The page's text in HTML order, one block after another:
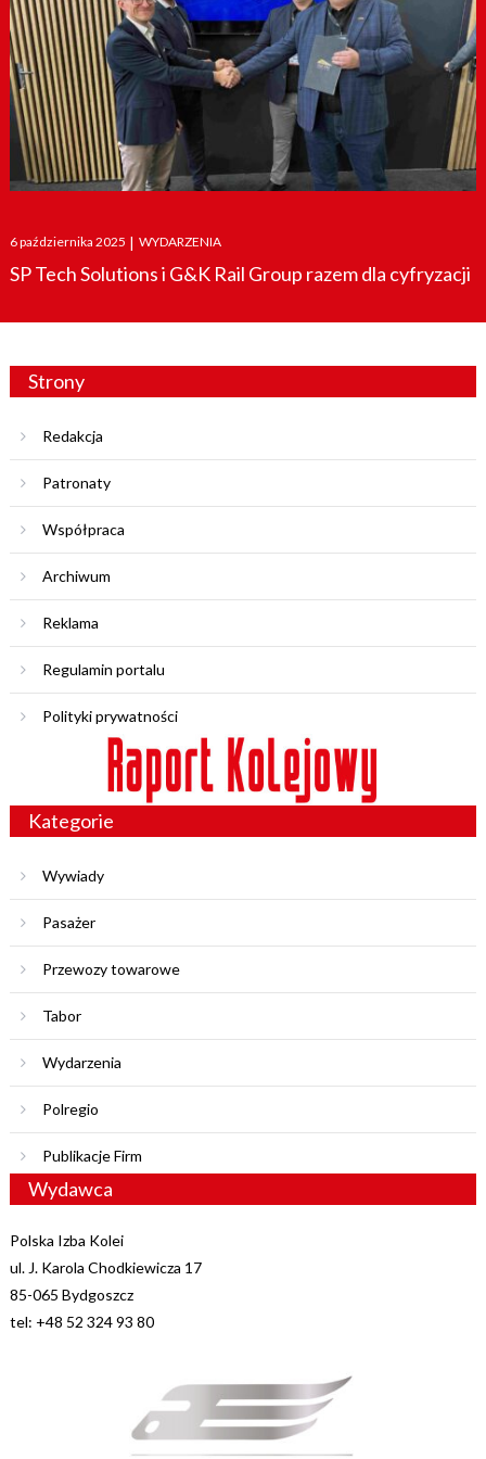
Posted
on
6 października 2025 | WYDARZENIA
SP Tech Solutions i G&K Rail Group razem dla cyfryzacji
Strony
Redakcja
Patronaty
Współpraca
Archiwum
Reklama
Regulamin portalu
Polityki prywatności
Kategorie
Wywiady
Pasażer
Przewozy towarowe
Tabor
Wydarzenia
Polregio
Publikacje Firm
Wydawca
Polska Izba Kolei
ul. J. Karola Chodkiewicza 17
85-065 Bydgoszcz
tel: +48 52 324 93 80